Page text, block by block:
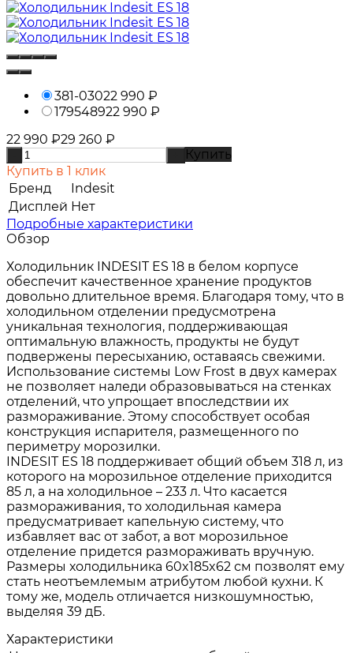
381-03022 990 ₽
179548922 990 ₽
22 990 ₽29 260 ₽
Купить
Купить в 1 клик
Бренд
Indesit
Дисплей Нет
Подробные характеристики
Обзор
Холодильник INDESIT ES 18 в белом корпусе
обеспечит качественное хранение продуктов
довольно длительное время. Благодаря тому, что в
холодильном отделении предусмотрена
уникальная технология, поддерживающая
оптимальную влажность, продукты не будут
подвержены пересыханию, оставаясь свежими.
Использование системы Low Frost в двух камерах
не позволяет наледи образовываться на стенках
отделений, что упрощает впоследствии их
размораживание. Этому способствует особая
конструкция испарителя, размещенного по
периметру морозилки.
INDESIT ES 18 поддерживает общий объем 318 л, из
которого на морозильное отделение приходится
85 л, а на холодильное – 233 л. Что касается
размораживания, то холодильная камера
предусматривает капельную систему, что
избавляет вас от забот, а вот морозильное
отделение придется размораживать вручную.
Размеры холодильника 60x185x62 см позволят ему
стать неотъемлемым атрибутом любой кухни. К
тому же, модель отличается низкошумностью,
выделяя 39 дБ.
Характеристики